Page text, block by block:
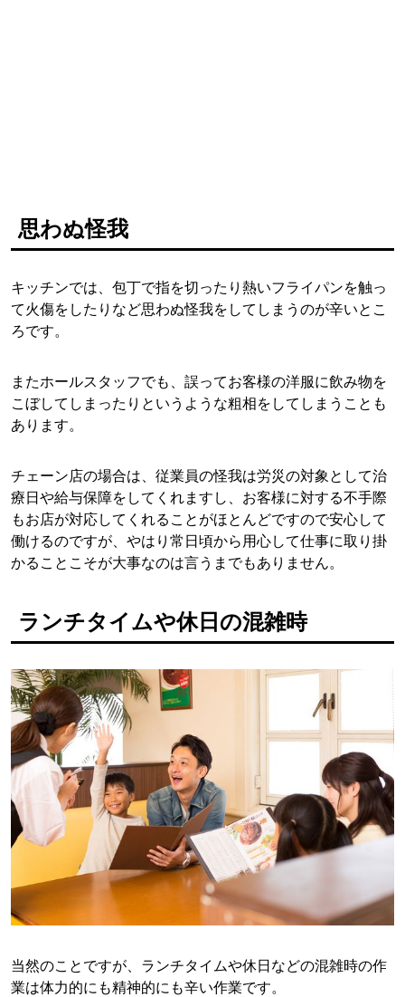
思わぬ怪我
キッチンでは、包丁で指を切ったり熱いフライパンを触っ
て火傷をしたりなど思わぬ怪我をしてしまうのが辛いとこ
ろです。
またホールスタッフでも、誤ってお客様の洋服に飲み物を
こぼしてしまったりというような粗相をしてしまうことも
あります。
チェーン店の場合は、従業員の怪我は労災の対象として治
療日や給与保障をしてくれますし、お客様に対する不手際
もお店が対応してくれることがほとんどですので安心して
働けるのですが、やはり常日頃から用心して仕事に取り掛
かることこそが大事なのは言うまでもありません。
ランチタイムや休日の混雑時
当然のことですが、ランチタイムや休日などの混雑時の作
業は体力的にも精神的にも辛い作業です。